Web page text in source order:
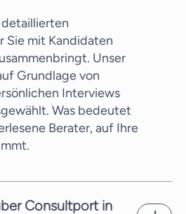
Sie mit Kandidaten
Unser
Grundlage von
Interviews
Was bedeutet
Berater, auf Ihre
Consultport in